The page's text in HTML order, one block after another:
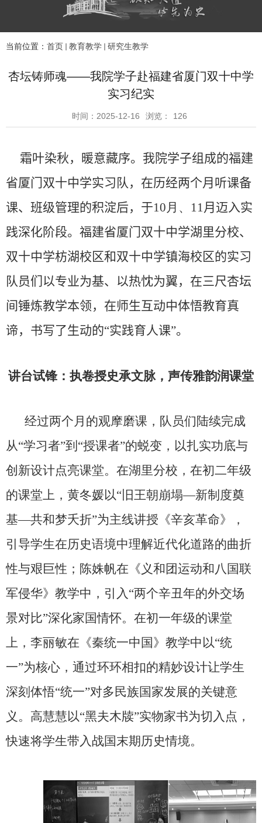
当前位置： 首页 教育教学 研究生教学
杏坛铸师魂——我院学子赴福建省厦门双十中学
实习纪实
时间：2025-12-16 浏览： 126
霜叶染秋，暖意藏序。我院学子组成的福建
省厦门双十中学实习队 ，在历经两个月听课备
课、班级管理的积淀后，于10月、 11月迈入实
践深化阶段。福建省厦门双十中学湖里分校、
双十中学枋湖校区和双十中学镇海校区的实习
队员们 以专业为基、以热忱为翼，在三尺杏坛
间锤炼教学本领，在师生互动中体悟教育真
谛，书写了生动的“实践育人课”。
讲台试锋：执卷授史承文脉，声传雅韵润课堂
经过两个月的观摩磨课， 队员们陆续完成
从“学习者”到“授课者”的蜕变 ，以扎实功底与
创新设计点亮课堂。 在湖里分校，在初二年级
的课堂上， 黄冬媛以“旧王朝崩塌—新制度奠
基—共和梦夭折”为主线讲授《辛亥革命》
，
引导学生在历史语境中理解近代化道路的曲折
性与艰巨性；陈姝帆在《义和团运动和八国联
军侵华》教学中，引入“两个辛丑年的外交场
景对比”深化家国情怀。在初一年级的课堂
上，李丽敏在《秦统一中国》教学中以“统
一”为核心，通过环环相扣的精妙设计让学生
深刻体悟“统一”对多民族国家发展的关键意
义。高慧慧以“黑夫木牍”实物家书为切入点，
快速将学生带入战国末期历史情境。